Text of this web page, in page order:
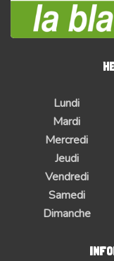
Lundi
Mardi
Mercredi
Jeudi
Vendredi
Samedi
Dimanche